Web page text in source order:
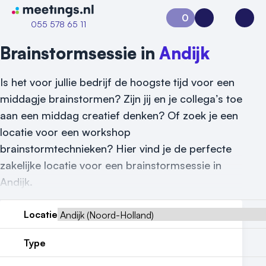
Naar home van Meetings
055 578 65 11
Locatiegids
Meld locatie aan
Nieuws
0
Aanvraag 0Inloggen
Brainstormsessie in Andijk
Is het voor jullie bedrijf de hoogste tijd voor een
middagje brainstormen? Zijn jij en je collega’s toe
aan een middag creatief denken? Of zoek je een
locatie voor een workshop
brainstormtechnieken? Hier vind je de perfecte
zakelijke locatie voor een brainstormsessie in
Andijk.
Locatie
Type